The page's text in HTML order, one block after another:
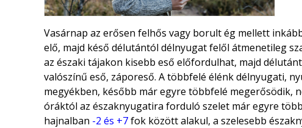
Vasárnap az erősen felhős vagy borult ég mellett
elő, majd késő délutántól délnyugat felől átmenetileg
az északi tájakon kisebb eső előfordulhat, majd
valószínű eső, záporeső. A többfelé élénk délnyugati,
megyékben, később már egyre többfelé megerősödik,
óráktól az északnyugatira forduló szelet már egyre
hajnalban -2 és +7fok között alakul, a szelesebb